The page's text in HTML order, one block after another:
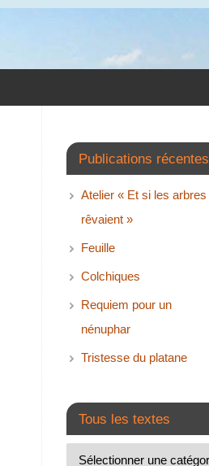
Publications récentes
Atelier « Et si les arbres
rêvaient »
Feuille
Colchiques
Requiem pour un
nénuphar
Tristesse du platane
Tous les textes